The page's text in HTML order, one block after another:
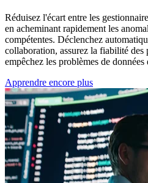
Réduisez l'écart entre les
en acheminant rapidement les
compétentes. Déclenchez
collaboration, assurez la fiabilité des
empêchez les problèmes de
Apprendre encore plus